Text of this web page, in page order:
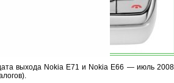
выхода Nokia E71 и Nokia E66 — июль 2008